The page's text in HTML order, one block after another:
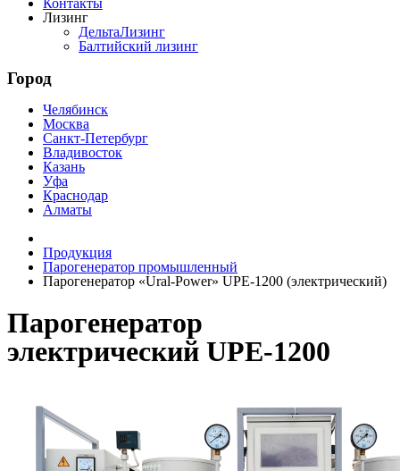
Контакты
Лизинг
ДельтаЛизинг
Балтийский лизинг
Город
Челябинск
Москва
Санкт-Петербург
Владивосток
Казань
Уфа
Краснодар
Алматы
Продукция
Парогенератор промышленный
Парогенератор «Ural-Power» UPE-1200 (электрический)
Парогенератор
электрический UPE-1200